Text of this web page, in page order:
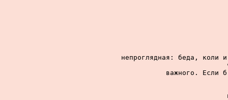
непроглядная: беда, коли
важного. Если